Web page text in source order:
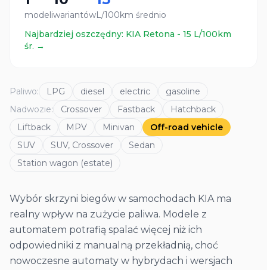
modeliwariantówL/100km średnio
Najbardziej oszczędny: KIA Retona - 15 L/100km
śr. →
Paliwo: LPG diesel electric
gasoline
Nadwozie: Crossover Fastback
Hatchback
Liftback
MPV Minivan
Off-road vehicle
SUV
SUV, Crossover
Sedan
Station wagon (estate)
Wybór skrzyni biegów w samochodach KIA ma
realny wpływ na zużycie paliwa. Modele z
automatem potrafią spalać więcej niż ich
odpowiedniki z manualną przekładnią, choć
nowoczesne automaty w hybrydach i wersjach